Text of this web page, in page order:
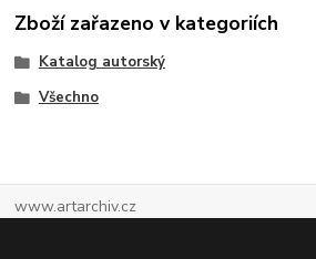
Zboží zařazeno v kategoriích
Katalog autorský
Všechno
www.artarchiv.cz